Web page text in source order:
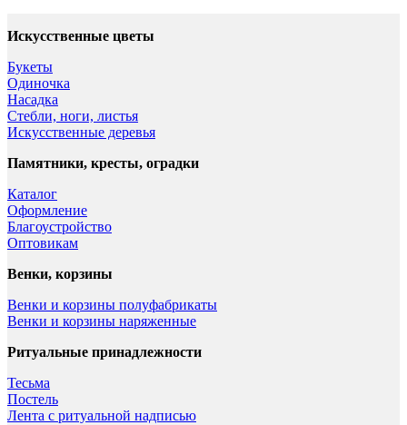
Искусственные цветы
Букеты
Одиночка
Насадка
Стебли, ноги, листья
Искусственные деревья
Памятники, кресты, оградки
Каталог
Оформление
Благоустройство
Оптовикам
Венки, корзины
Венки и корзины полуфабрикаты
Венки и корзины наряженные
Ритуальные принадлежности
Тесьма
Постель
Лента с ритуальной надписью